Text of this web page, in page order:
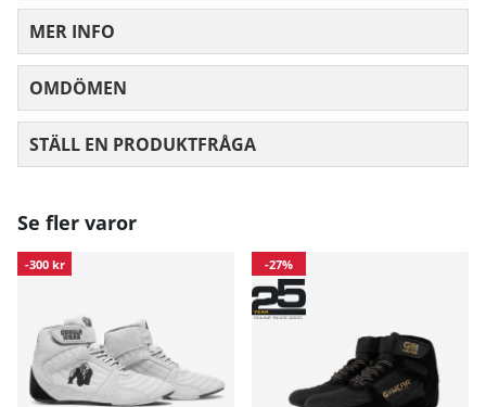
MER INFO
OMDÖMEN
STÄLL EN PRODUKTFRÅGA
Se fler varor
-300 kr -27%